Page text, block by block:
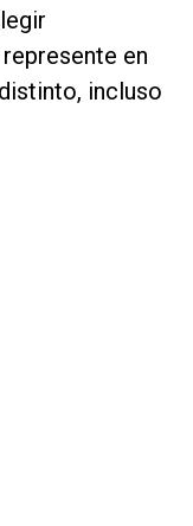
en
incluso